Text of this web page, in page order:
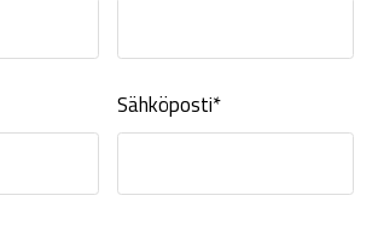
Sähköposti*